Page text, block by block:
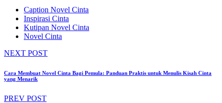
Caption Novel Cinta
Inspirasi Cinta
Kutipan Novel Cinta
Novel Cinta
NEXT POST
Cara Membuat Novel Cinta Bagi Pemula: Panduan Praktis untuk Menulis Kisah Cinta
yang Menarik
PREV POST